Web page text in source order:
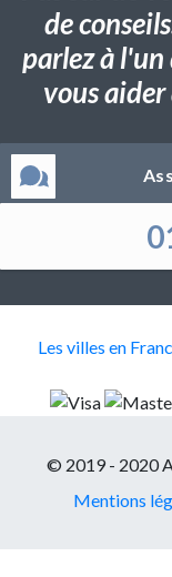
de
parlez à l'un
vous
Les villes en
© 2019 - 2020
Mentions